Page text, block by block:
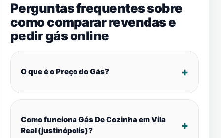
Perguntas frequentes sobre
como comparar revendas e
pedir gás online
O que é o Preço do Gás?
Como funciona Gás De Cozinha em Vila
Real (justinópolis)?